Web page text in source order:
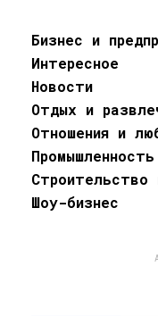
Бизнес и
Интересное
Новости
Отдых и
Отношения и
Строительство
Шоу-бизнес